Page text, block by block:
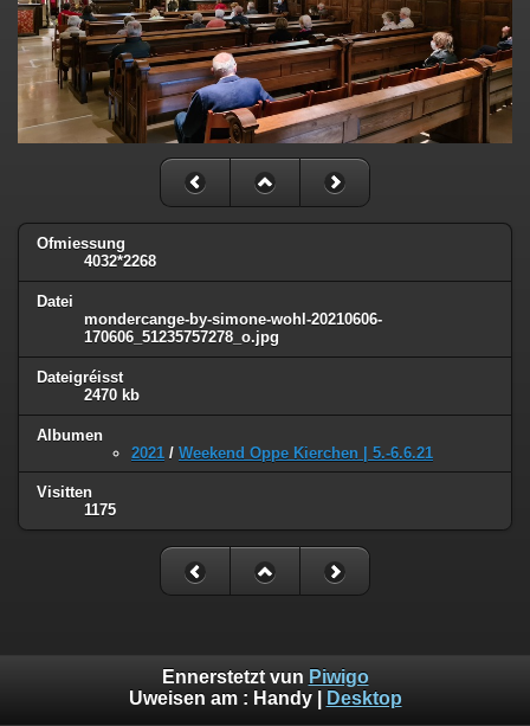
Ofmiessung
4032*2268
Datei
mondercange-by-simone-wohl-20210606-
170606_51235757278_o.jpg
Dateigréisst
2470 kb
Albumen
2021 / Weekend Oppe Kierchen | 5.-6.6.21
Visitten
1175
Ennerstetzt vun Piwigo
Uweisen am : Handy| Desktop